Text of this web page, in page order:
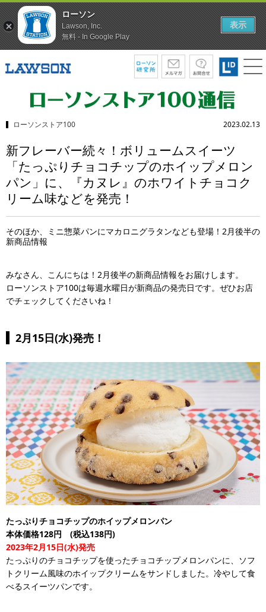
ローソンストア100 2023.02.13
新フレーバー続々！ボリュームスイーツ
「たっぷりチョコチップのホイップメロン
パン」に、『カヌレ』のホワイトチョコク
リーム味などを発売！
そのほか、ミニ惣菜パンにマカロニグラタンなども登場！2月後半の
新商品情報
みなさん、こんにちは！2月後半の新商品情報をお届けします。
ローソンストア100は毎週水曜日が新商品の発売日です。ぜひお店
でチェックしてくださいね！
2月15日(水)発売！
たっぷりチョコチップのホイップメロンパン
本体価格128円 (税込138円)
2023年2月15日(水)発売
たっぷりのチョコチップを使ったチョコチップメロンパンに、ソフ
トクリーム風味のホイップクリームをサンドしました。冷やして食
べるスイーツパンです。
ローソン
Lawson, Inc.
無料 - In Google Play
表示